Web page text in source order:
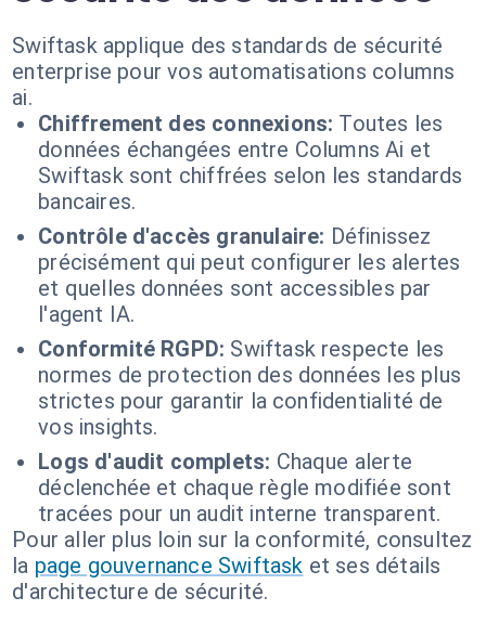
Swiftask applique des standards de sécurité
enterprise pour vos automatisations columns
ai.
Chiffrement des connexions: Toutes les
données échangées entre Columns Ai et
Swiftask sont chiffrées selon les standards
bancaires.
Contrôle d'accès granulaire: Définissez
précisément qui peut configurer les alertes
et quelles données sont accessibles par
l'agent IA.
Conformité RGPD: Swiftask respecte les
normes de protection des données les plus
strictes pour garantir la confidentialité de
vos insights.
Logs d'audit complets: Chaque alerte
déclenchée et chaque règle modifiée sont
tracées pour un audit interne transparent.
Pour aller plus loin sur la conformité, consultez
la page gouvernance Swiftask et ses détails
d'architecture de sécurité.